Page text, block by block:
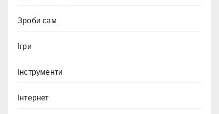
Зроби сам
Ігри
Інструменти
Інтернет